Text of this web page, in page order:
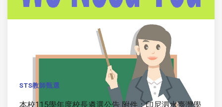
STS教師甄選
本校115學年度校長遴選公告 附件：印尼泗水臺灣學